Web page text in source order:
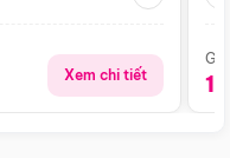
Xem chi tiết